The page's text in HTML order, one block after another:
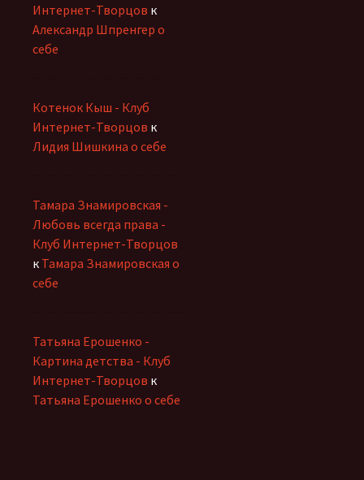
Интернет-Творцов к
Александр Шпренгер о
себе
Котенок Кыш - Клуб
Интернет-Творцов к
Лидия Шишкина о себе
Тамара Знамировская -
Любовь всегда права -
Клуб Интернет-Творцов
к Тамара Знамировская о
себе
Татьяна Ерошенко -
Картина детства - Клуб
Интернет-Творцов к
Татьяна Ерошенко о себе